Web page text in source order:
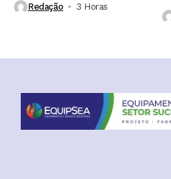
Redação 3 Horas ⁮